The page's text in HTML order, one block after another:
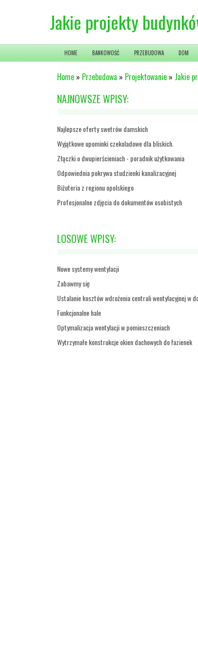
Jakie projekty
HOME BANKOWOŚĆ PRZEBUDOWA DOM
Home » Przebudowa » Projektowanie » Jakie
NAJNOWSZE WPISY:
Najlepsze oferty swetrów damskich
Wyjątkowe upominki czekoladowe dla bliskich.
Złączki o dwupierścieniach - poradnik użytkowania
Odpowiednia pokrywa studzienki kanalizacyjnej
Biżuteria z regionu opolskiego
Profesjonalne zdjęcia do dokumentów osobistych
LOSOWE WPISY:
Nowe systemy wentylacji
Zabawmy się
Ustalanie kosztów wdrożenia centrali wentylacyjnej w
Funkcjonalne hale
Optymalizacja wentylacji w pomieszczeniach
Wytrzymałe konstrukcje okien dachowych do łazienek